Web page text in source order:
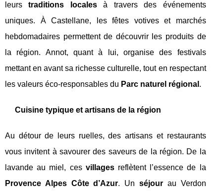
leurstraditions localesà travers des événements
uniques. À Castellane, les fêtes votives et marchés
hebdomadaires permettent de découvrir les produits de
la région. Annot, quant à lui, organise des festivals
mettant en avant sa richesse culturelle, tout en respectant
les valeurs éco-responsables du Parc naturel régional .
Cuisine typique et artisans de la région
Au détour de leurs ruelles, des artisans et restaurants
vous invitent à savourer des saveurs de la région. De la
lavande au miel, ces villagesreflètent l’essence de la
Provence Alpes Côte d’Azur. Unséjour au Verdon